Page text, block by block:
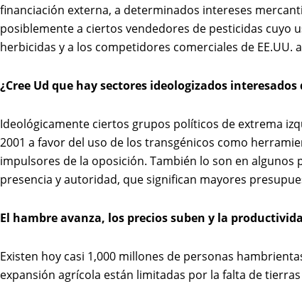
financiación externa, a determinados intereses
posiblemente a ciertos vendedores de pesticidas cuyo
herbicidas y a los competidores comerciales de EE.UU.
¿Cree Ud que hay sectores ideologizados interesados
Ideológicamente ciertos grupos políticos de extrema
2001 a favor del uso de los transgénicos como
impulsores de la oposición. También lo son en
presencia y autoridad, que significan mayores
El hambre avanza, los precios suben y la
Existen hoy casi 1,000 millones de personas
expansión agrícola están limitadas por la falta de